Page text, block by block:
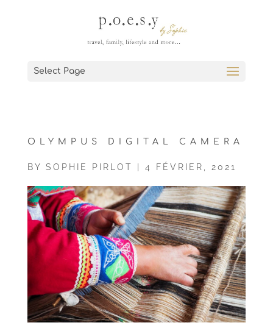
Select Page
OLYMPUS DIGITAL CAMERA
BY SOPHIE PIRLOT 4 FÉVRIER, 2021